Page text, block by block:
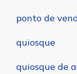
ponto de
quiosque
quiosque de